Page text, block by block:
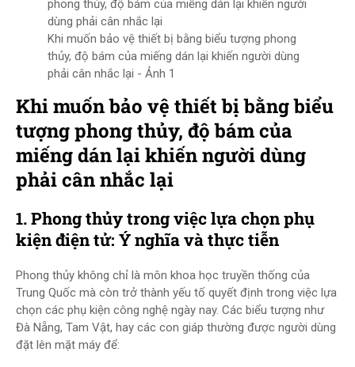
Khi muốn bảo vệ thiết bị bằng biểu tượng phong
thủy, độ bám của miếng dán lại khiến người dùng
phải cân nhắc lại - Ảnh 1
Khi muốn bảo vệ thiết bị bằng biểu
tượng phong thủy, độ bám của
miếng dán lại khiến người dùng
phải cân nhắc lại
1. Phong thủy trong việc lựa chọn phụ
kiện điện tử: Ý nghĩa và thực tiễn
Phong thủy không chỉ là môn khoa học truyền thống của
Trung Quốc mà còn trở thành yếu tố quyết định trong việc lựa
chọn các phụ kiện công nghệ ngày nay. Các biểu tượng như
Đà Nẵng, Tam Vật, hay các con giáp thường được người dùng
đặt lên mặt máy để: